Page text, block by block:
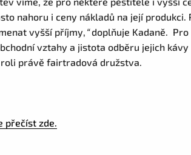
nahoru i ceny nákladů na její produkci.
vyšší příjmy, “doplňuje Kadaně.
vztahy a jistota odběru jejich kávy
právě fairtradová družstva.
přečíst zde.